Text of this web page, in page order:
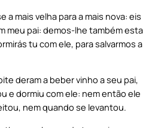
a mais velha para a mais nova: eis
meu pai: demos-lhe também esta
tu com ele, para salvarmos a
deram a beber vinho a seu pai,
e dormiu com ele: nem então ele
nem quando se levantou.